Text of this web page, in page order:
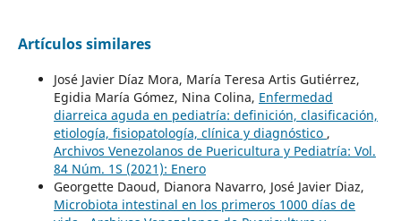
Artículos similares
José Javier Díaz Mora, María Teresa Artis Gutiérrez,
Egidia María Gómez, Nina Colina, Enfermedad
diarreica aguda en pediatría: definición, clasificación,
etiología, fisiopatología, clínica y diagnóstico ,
Archivos Venezolanos de Puericultura y Pediatría: Vol.
84 Núm. 1S (2021): Enero
Georgette Daoud, Dianora Navarro, José Javier Diaz,
Microbiota intestinal en los primeros 1000 días de